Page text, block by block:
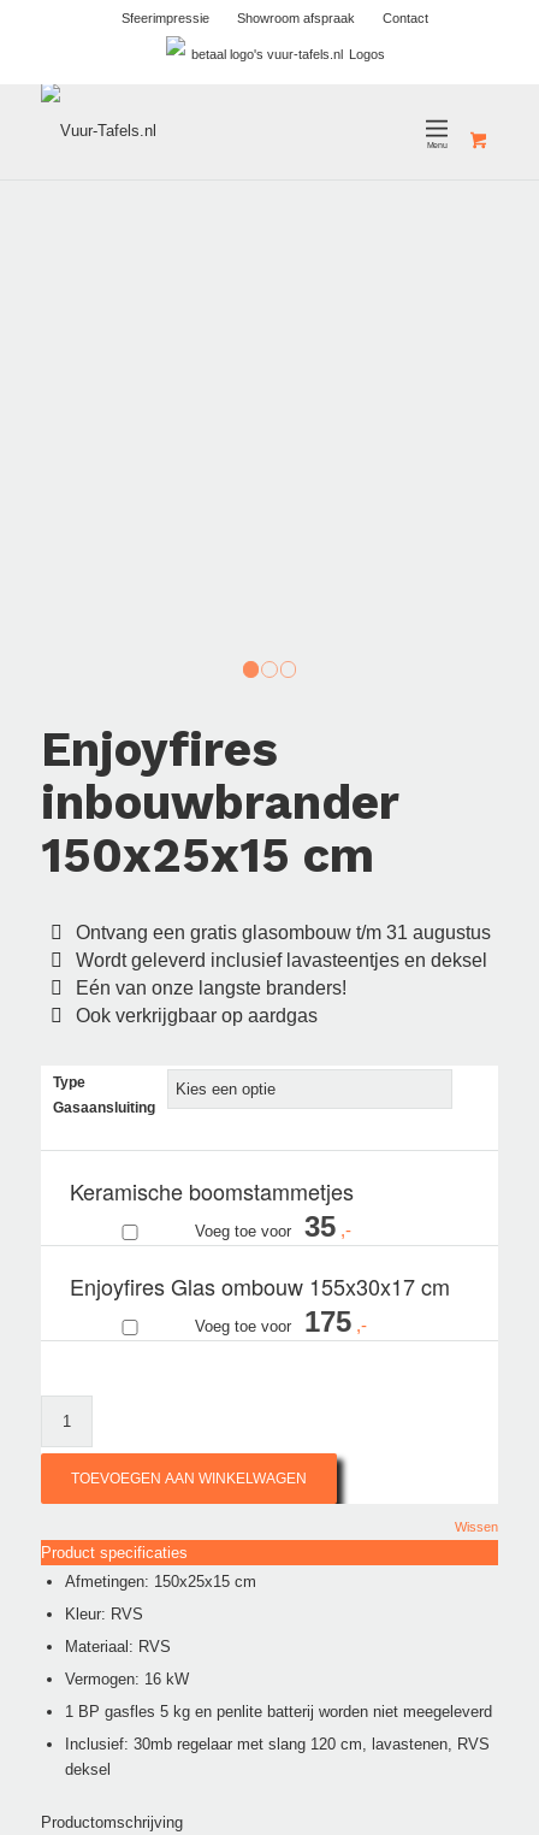
Sfeerimpressie Showroom afspraak Contact
Logos
Enjoyfires
inbouwbrander
150x25x15 cm
Ontvang een gratis glasombouw t/m 31 augustus
Wordt geleverd inclusief lavasteentjes en deksel
Eén van onze langste branders!
Ook verkrijgbaar op aardgas
Type
Gasaansluiting
Wissen
Keramische boomstammetjes
Voeg toe voor 35
Enjoyfires Glas ombouw 155x30x17 cm
Voeg toe voor 175
TOEVOEGEN AAN WINKELWAGEN
Product specificaties
Afmetingen: 150x25x15 cm
Kleur: RVS
Materiaal: RVS
Vermogen: 16 kW
1 BP gasfles 5 kg en penlite batterij worden niet meegeleverd
Inclusief: 30mb regelaar met slang 120 cm, lavastenen, RVS
deksel
Productomschrijving